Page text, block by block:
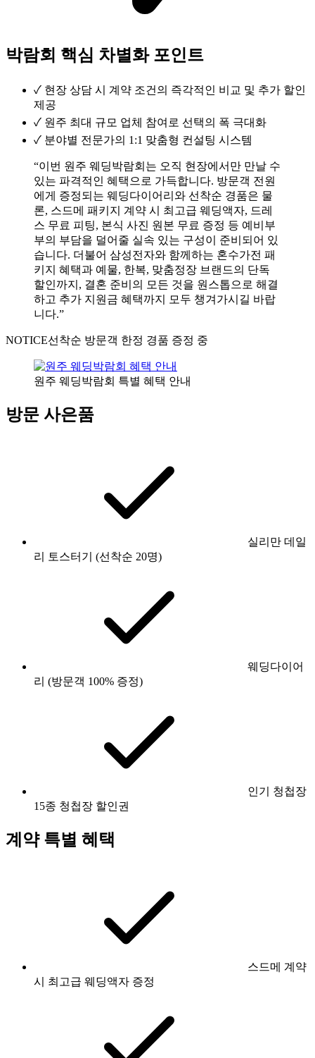
박람회 핵심 차별화 포인트
✓ 현장 상담 시 계약 조건의 즉각적인 비교 및 추가 할인
제공
✓ 원주 최대 규모 업체 참여로 선택의 폭 극대화
✓ 분야별 전문가의 1:1 맞춤형 컨설팅 시스템
“이번 원주 웨딩박람회는 오직 현장에서만 만날 수
있는 파격적인 혜택으로 가득합니다. 방문객 전원
에게 증정되는 웨딩다이어리와 선착순 경품은 물
론, 스드메 패키지 계약 시 최고급 웨딩액자, 드레
스 무료 피팅, 본식 사진 원본 무료 증정 등 예비부
부의 부담을 덜어줄 실속 있는 구성이 준비되어 있
습니다. 더불어 삼성전자와 함께하는 혼수가전 패
키지 혜택과 예물, 한복, 맞춤정장 브랜드의 단독
할인까지, 결혼 준비의 모든 것을 원스톱으로 해결
하고 추가 지원금 혜택까지 모두 챙겨가시길 바랍
니다.”
NOTICE선착순 방문객 한정 경품 증정 중
원주 웨딩박람회 특별 혜택 안내
방문 사은품
실리만 데일
리 토스터기 (선착순 20명)
웨딩다이어
리 (방문객 100% 증정)
인기 청첩장
15종 청첩장 할인권
계약 특별 혜택
스드메 계약
시 최고급 웨딩액자 증정